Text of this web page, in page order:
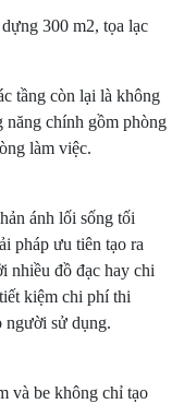
300 m2, tọa lạc
tầng còn lại là không
năng chính gồm phòng
làm việc.
ánh lối sống tối
pháp ưu tiên tạo ra
nhiều đồ đạc hay chi
kiệm chi phí thi
người sử dụng.
và be không chỉ tạo